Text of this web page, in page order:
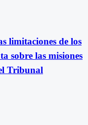
limitaciones de los
sobre las misiones
Tribunal